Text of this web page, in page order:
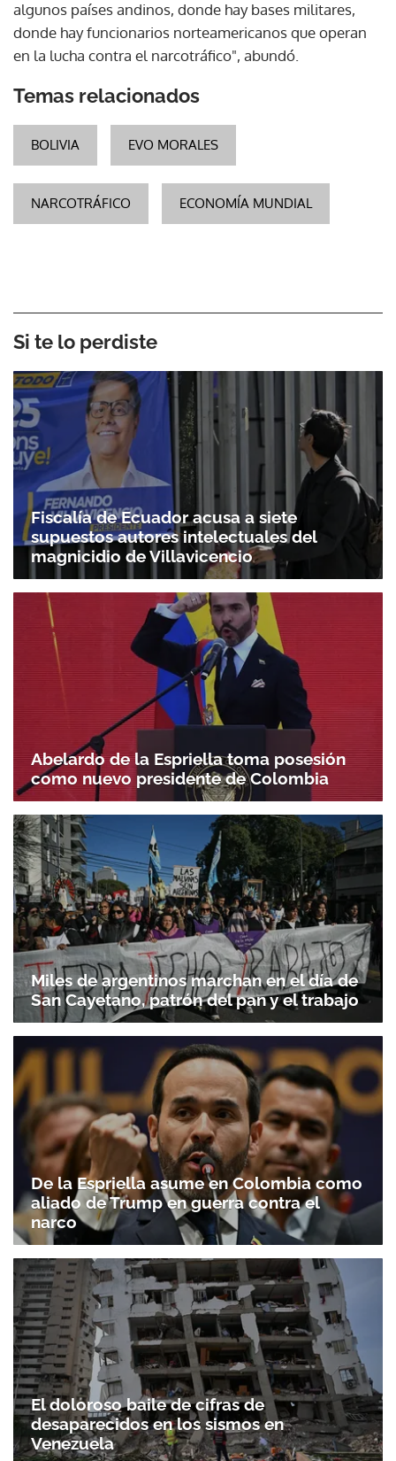
algunos países andinos, donde hay bases militares,
donde hay funcionarios norteamericanos que operan
en la lucha contra el narcotráfico", abundó.
Temas relacionados
BOLIVIA EVO MORALES
NARCOTRÁFICO ECONOMÍA MUNDIAL
Si te lo perdiste
Fiscalía de Ecuador acusa a siete
supuestos autores intelectuales del
magnicidio de Villavicencio
Abelardo de la Espriella toma posesión
como nuevo presidente de Colombia
Miles de argentinos marchan en el día de
San Cayetano, patrón del pan y el trabajo
De la Espriella asume en Colombia como
aliado de Trump en guerra contra el
narco
El doloroso baile de cifras de
desaparecidos en los sismos en
Venezuela